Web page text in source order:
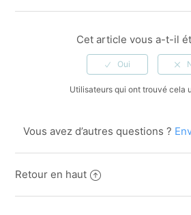
Cet article vous a-t-il
Utilisateurs qui ont trouvé cela
Vous avez d’autres questions ?
Retour en haut